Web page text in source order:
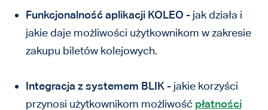
Funkcjonalność aplikacji KOLEO - jak działa i
jakie daje możliwości użytkownikom w zakresie
zakupu biletów kolejowych.
Integracja z systemem BLIK - jakie korzyści
przynosi użytkownikom możliwość płatności